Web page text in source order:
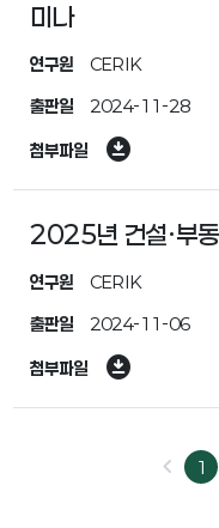
미나
연구원 CERIK
출판일 2024-11-28
첨부파일 download_for_offline
2025년 건설·부
연구원 CERIK
출판일 2024-11-06
첨부파일 download_for_offline
chevron_left 1